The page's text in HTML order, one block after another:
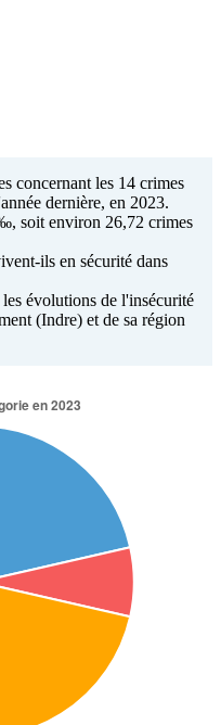
concernant les 14 crimes
dernière, en 2023.
soit environ 26,72 crimes
ils en sécurité dans
évolutions de l'insécurité
(Indre) et de sa région